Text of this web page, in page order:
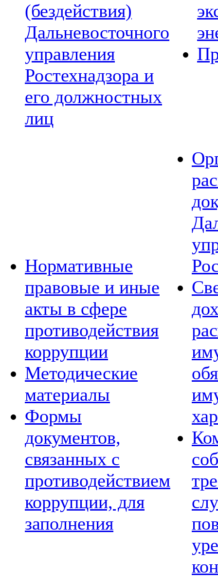
(бездействия)
Дальневосточного
управления
Ростехнадзора и
его должностных
лиц
Нормативные
правовые и иные
акты в сфере
противодействия
коррупции
Методические
материалы
Формы
документов,
связанных с
противодействием
коррупции, для
заполнения